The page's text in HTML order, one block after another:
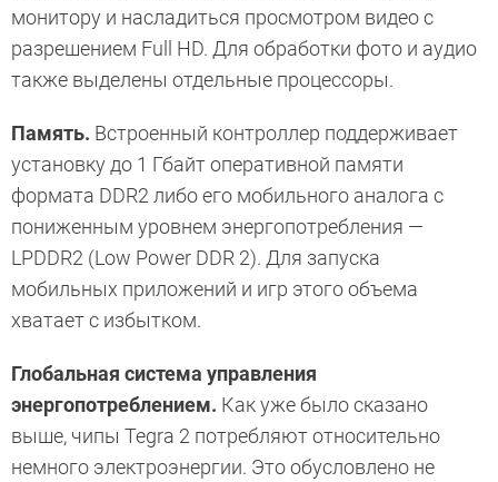
монитору и насладиться просмотром видео с
разрешением Full HD. Для обработки фото и аудио
также выделены отдельные процессоры.
Память. Встроенный контроллер поддерживает
установку до 1 Гбайт оперативной памяти
формата DDR2 либо его мобильного аналога с
пониженным уровнем энергопотребления —
LPDDR2 (Low Power DDR 2). Для запуска
мобильных приложений и игр этого объема
хватает с избытком.
Глобальная система управления
энергопотреблением. Как уже было сказано
выше, чипы Tegra 2 потребляют относительно
немного электроэнергии. Это обусловлено не